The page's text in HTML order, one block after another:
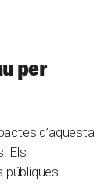
per
d’aquesta
Els
públiques